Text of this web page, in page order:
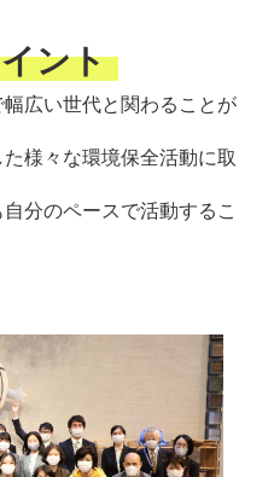
ント
広い世代と関わることが
様々な環境保全活動に取
分のペースで活動するこ